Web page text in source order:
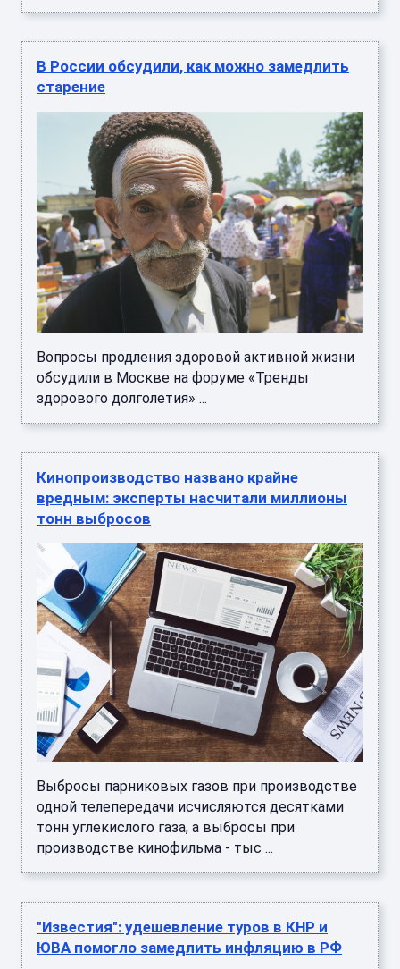
В России обсудили, как можно замедлить
старение
Вопросы продления здоровой активной жизни
обсудили в Москве на форуме «Тренды
здорового долголетия» ...
Кинопроизводство названо крайне
вредным: эксперты насчитали миллионы
тонн выбросов
Выбросы парниковых газов при производстве
одной телепередачи исчисляются десятками
тонн углекислого газа, а выбросы при
производстве кинофильма - тыс ...
"Известия": удешевление туров в КНР и
ЮВА помогло замедлить инфляцию в РФ